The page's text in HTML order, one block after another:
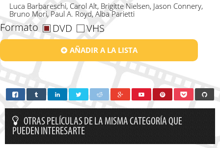
Luca Barbareschi, Carol Alt, Brigitte Nielsen, Jason Connery,
Bruno Mori, Paul A. Royd, Alba Parietti
Formato DVD VHS
AÑADIR A LA LISTA
OTRAS PELÍCULAS DE LA MISMA CATEGORÍA QUE
PUEDEN INTERESARTE